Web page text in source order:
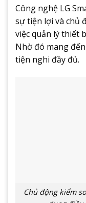
Công nghệ LG
sự tiện lợi và chủ
việc quản lý thiết
Nhờ đó mang
tiện nghi đầy đủ.
Chủ động kiểm